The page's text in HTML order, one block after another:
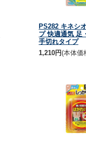
PS282 キネシ
プ 快適通気 足
手切れタイプ
1,210円(本体価